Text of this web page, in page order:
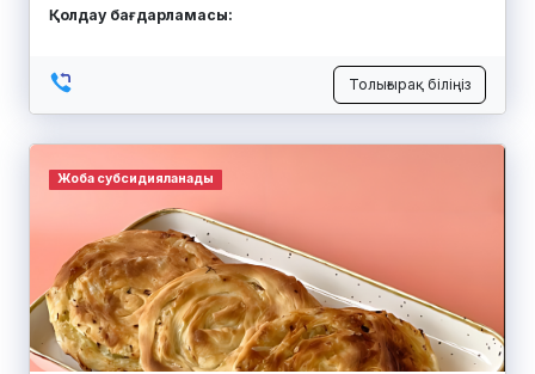
Қолдау бағдарламасы:
Толығырақ біліңіз
Жоба субсидияланады